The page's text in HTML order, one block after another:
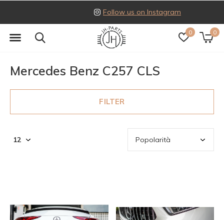
0 0
Follow us on Instagram
Mercedes Benz C257 CLS
FILTER